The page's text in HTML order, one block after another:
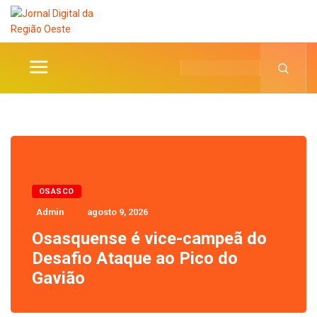
OSASCO
Admin agosto 9, 2026
Osasquense é vice-campeã do
Desafio Ataque ao Pico do
Gavião